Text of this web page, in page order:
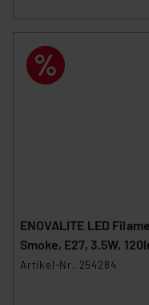
ENOVALITE LED
Smoke, E27, 3.5W,
Artikel-Nr. 254284